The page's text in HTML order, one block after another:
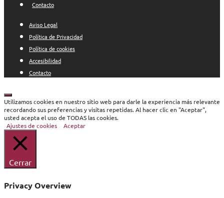
Contacto
Aviso Legal
Política de Privacidad
Política de cookies
Accesibilidad
Contacto
Cerrar
Utilizamos cookies en nuestro sitio web para darle la experiencia más relevante
recordando sus preferencias y visitas repetidas. Al hacer clic en "Aceptar",
usted acepta el uso de TODAS las cookies.
Ajustes de cookies
Aceptar
Cerrar
Privacy Overview